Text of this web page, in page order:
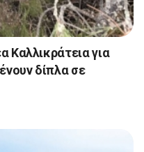
Καλλικράτεια για
δίπλα σε